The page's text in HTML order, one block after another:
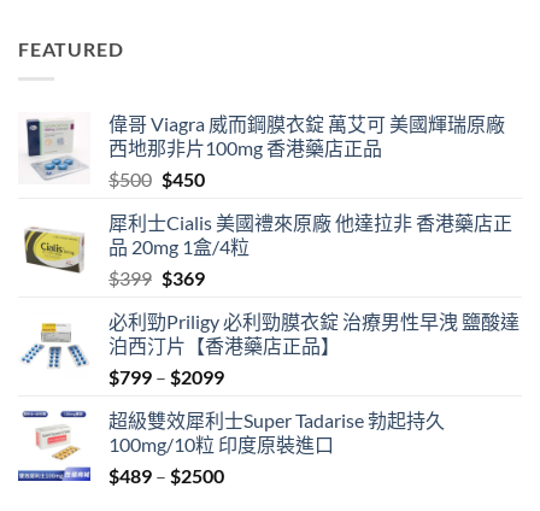
FEATURED
偉哥 Viagra 威而鋼膜衣錠 萬艾可 美國輝瑞原廠
西地那非片100mg 香港藥店正品
$500 Original
was:
$500.
$450Current
is:
$450.
犀利士Cialis 美國禮來原廠 他達拉非 香港藥店正
品 20mg 1盒/4粒
$399 Original
was:
$399.
$369Current
is:
$369.
必利勁Priligy 必利勁膜衣錠 治療男性早洩 鹽酸達
泊西汀片【香港藥店正品】
$799 – $2099Price
$799
through
$2099
超級雙效犀利士Super Tadarise 勃起持久
100mg/10粒 印度原裝進口
$489 – $2500Price